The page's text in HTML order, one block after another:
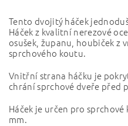
Tento dvojitý háček
Háček z kvalitní nerezové
osušek, županu, houbiček z
sprchového koutu.
Vnitřní strana háčku je
chrání sprchové dveře před
Háček je určen pro
mm.